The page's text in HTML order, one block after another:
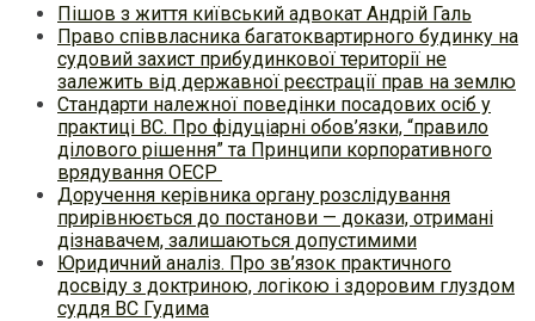
Пішов з життя київський адвокат Андрій Галь
Право співвласника багатоквартирного будинку на
судовий захист прибудинкової території не
залежить від державної реєстрації прав на землю
Стандарти належної поведінки посадових осіб у
практиці ВC. Про фідуціарні обов’язки, “правило
ділового рішення” та Принципи корпоративного
врядування ОЕСР
Доручення керівника органу розслідування
прирівнюється до постанови — докази, отримані
дізнавачем, залишаються допустимими
Юридичний аналіз. Про зв’язок практичного
досвіду з доктриною, логікою і здоровим глуздом
суддя ВС Гудима